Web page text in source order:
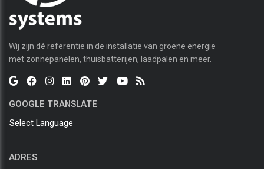
Wij zijn dé referentie in de installatie van groene energie
met zonnepanelen, thuisbatterijen, laadpalen en meer.
GOOGLE TRANSLATE
Select Language
ADRES